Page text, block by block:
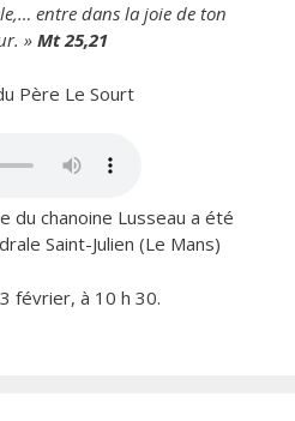
entre dans la joie de ton
» Mt 25,21
Père Le Sourt
du chanoine Lusseau a été
Saint-Julien (Le Mans)
février, à 10 h 30.